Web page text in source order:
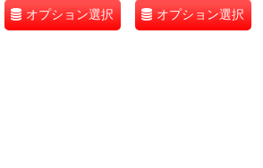
オプション選択 オプション選択